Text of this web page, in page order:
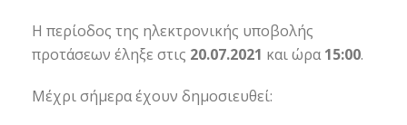
Η περίοδος της ηλεκτρονικής υποβολής
προτάσεων έληξε στις 20.07.2021 και ώρα15:00.
Μέχρι σήμερα έχουν δημοσιευθεί: